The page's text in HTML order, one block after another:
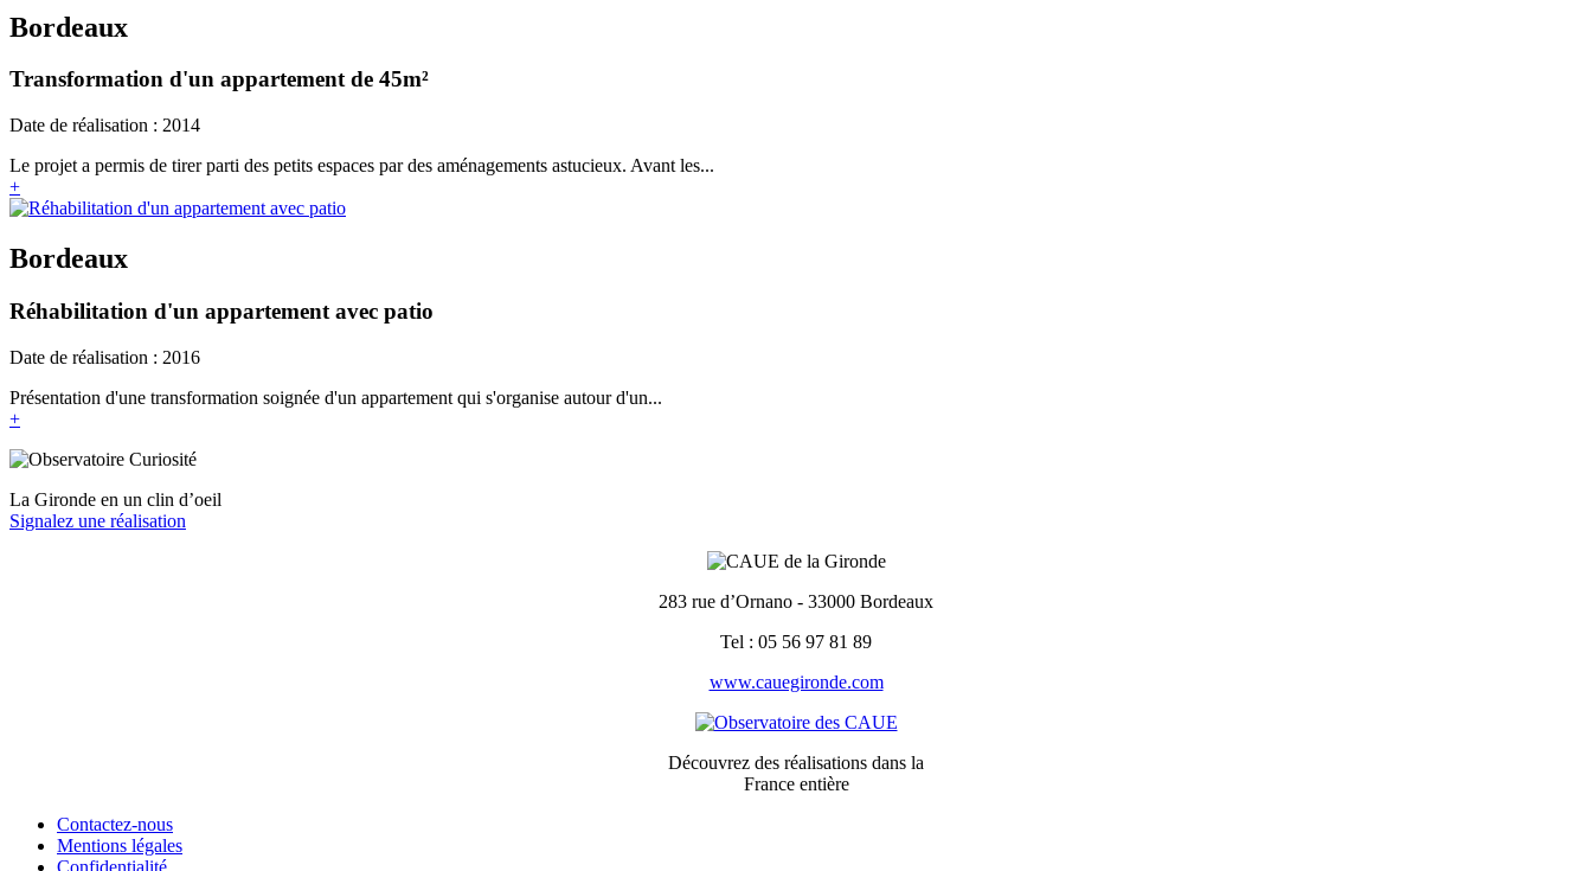
Bordeaux
Transformation d'un appartement de 45m²
Date de réalisation : 2014
Le projet a permis de tirer parti des petits espaces par des aménagements astucieux. Avant les...
+
Bordeaux
Réhabilitation d'un appartement avec patio
Date de réalisation : 2016
Présentation d'une transformation soignée d'un appartement qui s'organise autour d'un...
+
La Gironde en un clin d’oeil
Signalez une réalisation
283 rue d’Ornano - 33000 Bordeaux
Tel : 05 56 97 81 89
www.cauegironde.com
Découvrez des réalisations dans la
France entière
Contactez-nous
Mentions légales
Confidentialité